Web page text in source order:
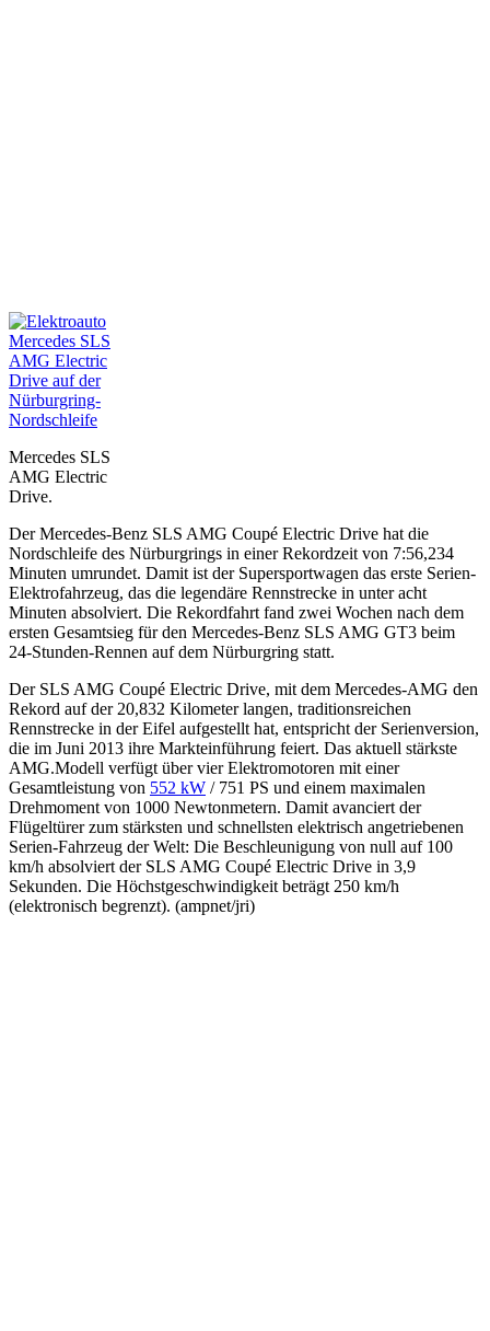
Mercedes SLS
AMG Electric
Drive.
Der Mercedes-Benz SLS AMG Coupé Electric Drive hat die
Nordschleife des Nürburgrings in einer Rekordzeit von 7:56,234
Minuten umrundet. Damit ist der Supersportwagen das erste Serien-
Elektrofahrzeug, das die legendäre Rennstrecke in unter acht
Minuten absolviert. Die Rekordfahrt fand zwei Wochen nach dem
ersten Gesamtsieg für den Mercedes-Benz SLS AMG GT3 beim
24-Stunden-Rennen auf dem Nürburgring statt.
Der SLS AMG Coupé Electric Drive, mit dem Mercedes-AMG den
Rekord auf der 20,832 Kilometer langen, traditionsreichen
Rennstrecke in der Eifel aufgestellt hat, entspricht der Serienversion,
die im Juni 2013 ihre Markteinführung feiert. Das aktuell stärkste
AMG.Modell verfügt über vier Elektromotoren mit einer
Gesamtleistung von 552 kW / 751 PS und einem maximalen
Drehmoment von 1000 Newtonmetern. Damit avanciert der
Flügeltürer zum stärksten und schnellsten elektrisch angetriebenen
Serien-Fahrzeug der Welt: Die Beschleunigung von null auf 100
km/h absolviert der SLS AMG Coupé Electric Drive in 3,9
Sekunden. Die Höchstgeschwindigkeit beträgt 250 km/h
(elektronisch begrenzt). (ampnet/jri)